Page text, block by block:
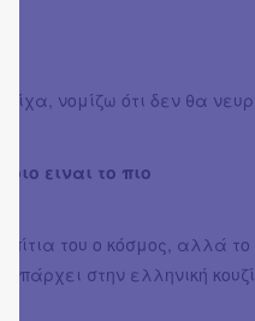
νομίζω ότι δεν θα
ειναι το πιο
του ο κόσμος, αλλά το
στην ελληνική